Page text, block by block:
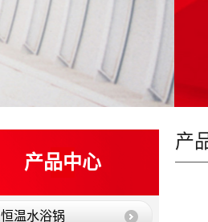
产品中心
恒温水浴锅
产